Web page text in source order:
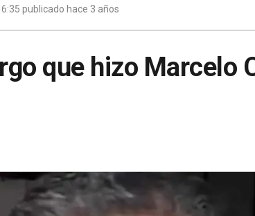
publicado hace 3 años
que hizo Marcelo